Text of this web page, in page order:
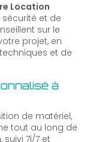
Location
et de
sur le
projet, en
et de
à
de matériel,
tout au long de
7j/7 et